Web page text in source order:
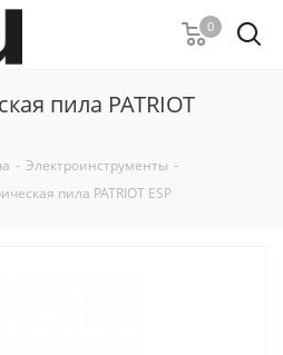
0
пила PATRIOT
- Электроинструменты -
пила PATRIOT ESP